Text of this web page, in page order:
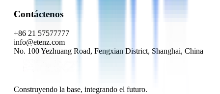
Contáctenos
+86 21 57577777
info@etenz.com
No. 100 Yezhuang Road, Fengxian District, Shanghai, China
Construyendo la base, integrando el futuro.